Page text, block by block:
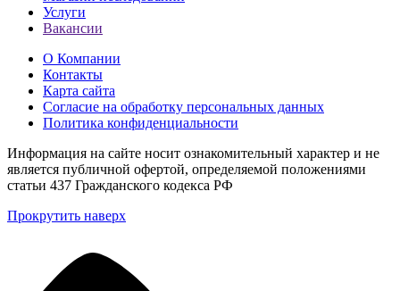
Услуги
Вакансии
О Компании
Контакты
Карта сайта
Согласие на обработку персональных данных
Политика конфиденциальности
Информация на сайте носит ознакомительный характер и не
является публичной офертой, определяемой положениями
статьи 437 Гражданского кодекса РФ
Прокрутить наверх